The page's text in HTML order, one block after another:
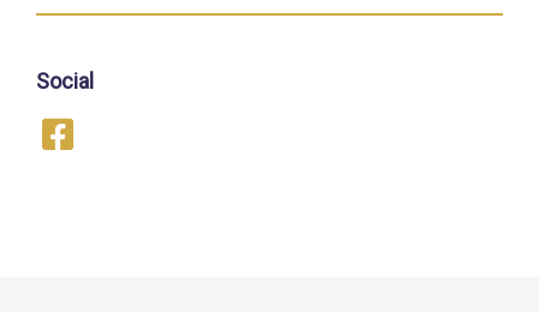
Social